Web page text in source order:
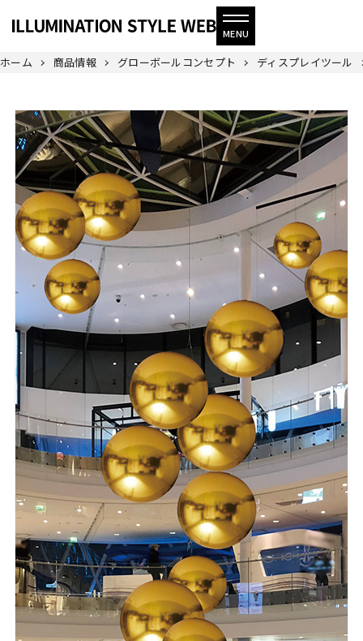
ホーム 商品情報 グローボールコンセプト ディスプレイツール